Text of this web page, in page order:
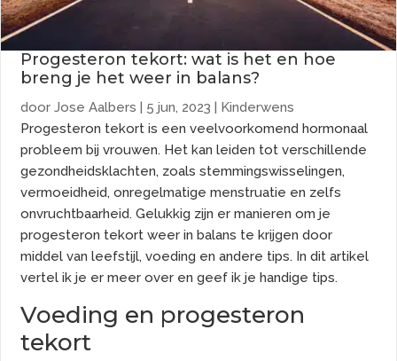
Progesteron tekort: wat is het en hoe
breng je het weer in balans?
doorJose Aalbers | 5 jun, 2023 | Kinderwens
Progesteron tekort is een veelvoorkomend hormonaal
probleem bij vrouwen. Het kan leiden tot verschillende
gezondheidsklachten, zoals stemmingswisselingen,
vermoeidheid, onregelmatige menstruatie en zelfs
onvruchtbaarheid. Gelukkig zijn er manieren om je
progesteron tekort weer in balans te krijgen door
middel van leefstijl, voeding en andere tips. In dit artikel
vertel ik je er meer over en geef ik je handige tips.
Voeding en progesteron
tekort